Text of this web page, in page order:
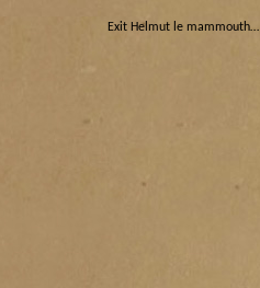
Exit Helmut le mammouth…